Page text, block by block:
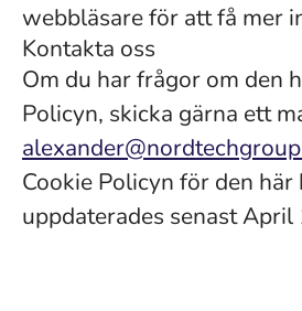
webbläsare för att få mer
Kontakta oss
Om du har frågor om den
Policyn, skicka gärna ett
Cookie Policyn för den
uppdaterades senast